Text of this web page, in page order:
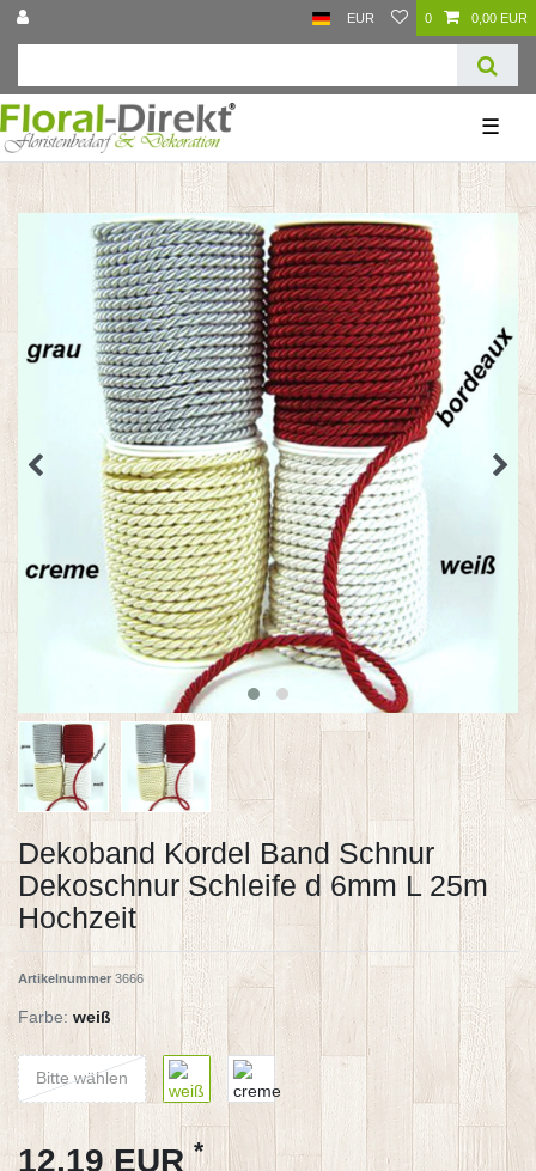
EUR 0 0,00 EUR
☰
Dekoband Kordel Band Schnur
Dekoschnur Schleife d 6mm L 25m
Hochzeit
Artikelnummer 3666
Farbe: weiß
Bitte wählen
12,19 EUR *